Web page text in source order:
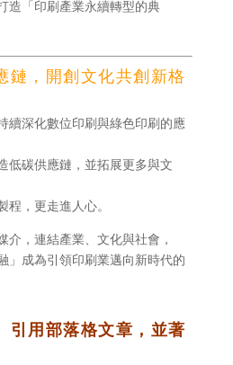
造「印刷產業永續轉型的典
鏈，開創文化共創新格
續深化數位印刷與綠色印刷的應
低碳供應鏈，並拓展更多與文
，更走進人心。
介，連結產業、文化與社會，
」成為引領印刷業邁向新時代的
引用部落格文章，並著